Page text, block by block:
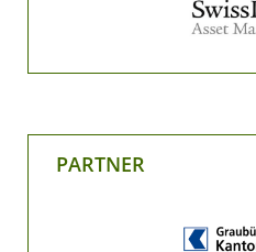
PARTNER